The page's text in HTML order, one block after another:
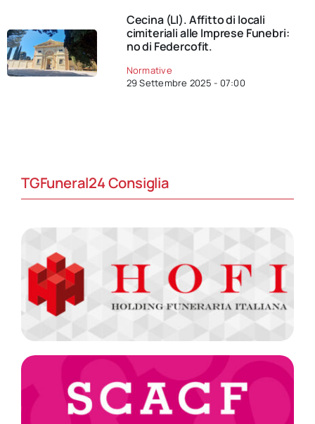
Cecina (LI). Affitto di locali
cimiteriali alle Imprese Funebri:
no di Federcofit.
Normative
29 Settembre 2025 - 07:00
TGFuneral24 Consiglia